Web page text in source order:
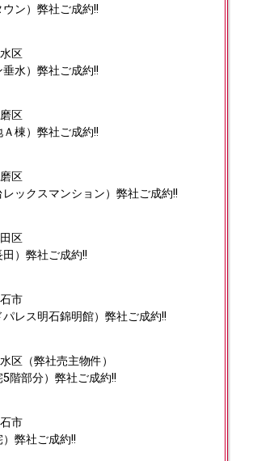
ウン）弊社ご成約!!
区
垂水）弊社ご成約!!
区
Ａ棟）弊社ご成約!!
区
レックスマンション）弊社ご成約!!
区
田）弊社ご成約!!
市
パレス明石錦明館）弊社ご成約!!
区（弊社売主物件）
5階部分）弊社ご成約!!
市
）弊社ご成約!!